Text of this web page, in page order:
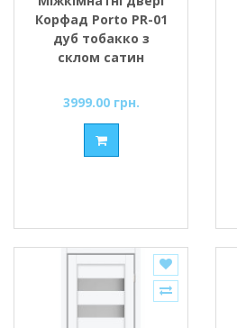
Корфад Porto PR-01
дуб тобакко з
склом сатин
3999.00 грн.